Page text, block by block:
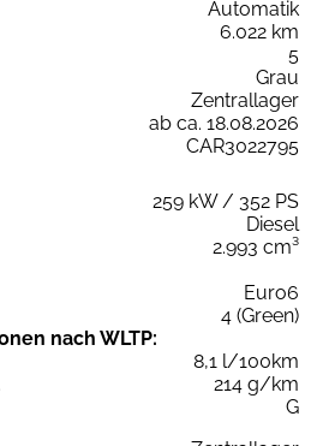
Automatik
6.022 km
5
Grau
Zentrallager
ab ca. 18.08.2026
CAR3022795
259 kW / 352 PS
Diesel
2.993 cm³
Euro6
4 (Green)
nach WLTP:
8,1 l/100km
214 g/km
G